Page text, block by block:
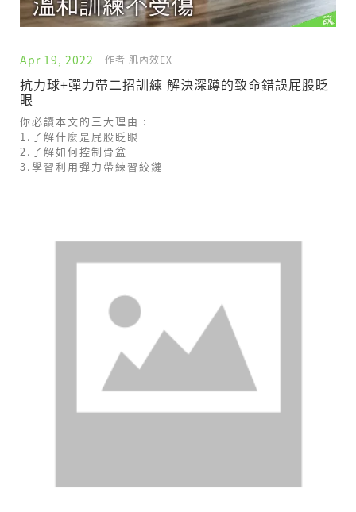
Apr 19, 2022 作者 肌內效EX
抗力球+彈力帶二招訓練 解決深蹲的致命錯誤屁股眨
眼
你必讀本文的三大理由 :
1.了解什麼是屁股眨眼
2.了解如何控制骨盆
3.學習利用彈力帶練習絞鏈